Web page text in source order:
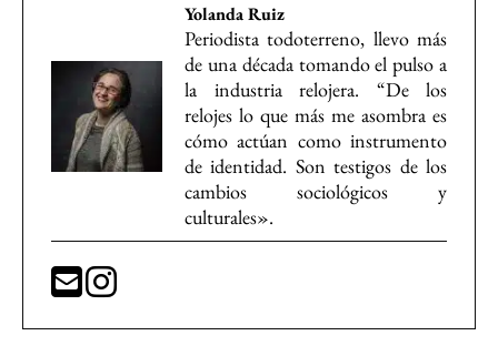
Yolanda Ruiz
Periodista todoterreno, llevo más
de una década tomando el pulso a
la industria relojera. “De los
relojes lo que más me asombra es
cómo actúan como instrumento
de identidad. Son testigos de los
cambios sociológicos y
culturales».